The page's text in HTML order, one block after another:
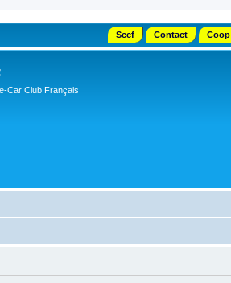
Sccf Contact Coop
Car Club Français